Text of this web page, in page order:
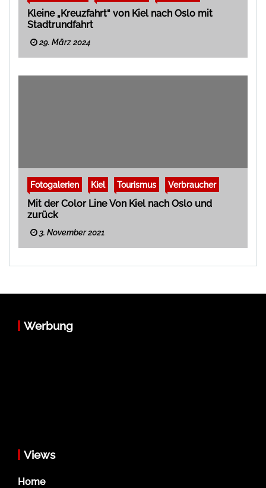
Kleine „Kreuzfahrt“ von Kiel nach Oslo mit
Stadtrundfahrt
29. März 2024
Fotogalerien Kiel Tourismus Verbraucher
Mit der Color Line Von Kiel nach Oslo und
zurück
3. November 2021
Werbung
Views
Home